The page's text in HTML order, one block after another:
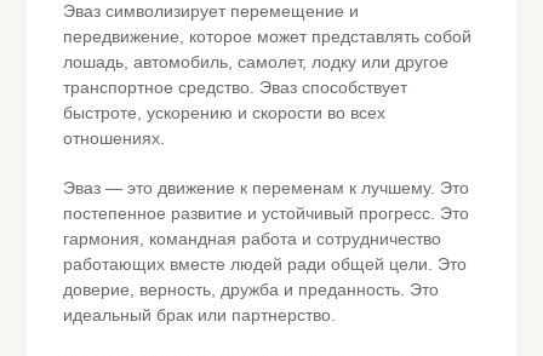
Эваз символизирует перемещение и
передвижение, которое может представлять собой
лошадь, автомобиль, самолет, лодку или другое
транспортное средство. Эваз способствует
быстроте, ускорению и скорости во всех
отношениях.
Эваз — это движение к переменам к лучшему. Это
постепенное развитие и устойчивый прогресс. Это
гармония, командная работа и сотрудничество
работающих вместе людей ради общей цели. Это
доверие, верность, дружба и преданность. Это
идеальный брак или партнерство.